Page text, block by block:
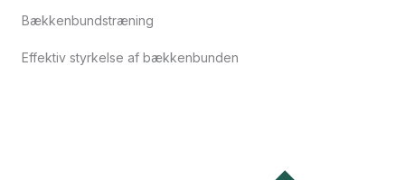
Bækkenbundstræning
Effektiv styrkelse af bækkenbunden